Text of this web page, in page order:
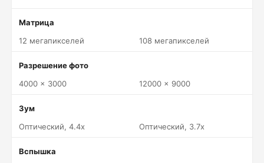
Матрица
12 мегапикселей
108 мегапикселей
Разрешение фото
4000 x 3000
12000 x 9000
Зум
Оптический, 4.4x
Оптический, 3.7x
Вспышка